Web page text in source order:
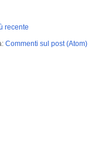
recente
Commenti sul post (Atom)